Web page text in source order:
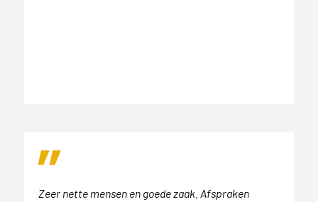
Zeer nette mensen en goede zaak. Afspraken